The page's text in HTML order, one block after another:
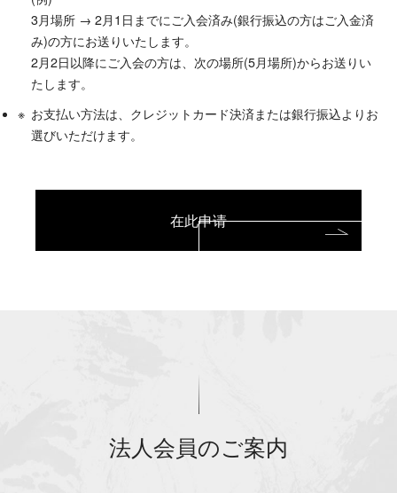
3月場所 → 2月1日までにご入会済み(銀行振込の方はご入金済
み)の方にお送りいたします。
2月2日以降にご入会の方は、次の場所(5月場所)からお送りい
たします。
お支払い方法は、クレジットカード決済または銀行振込よりお
選びいただけます。
在此申请
法人会員のご案内